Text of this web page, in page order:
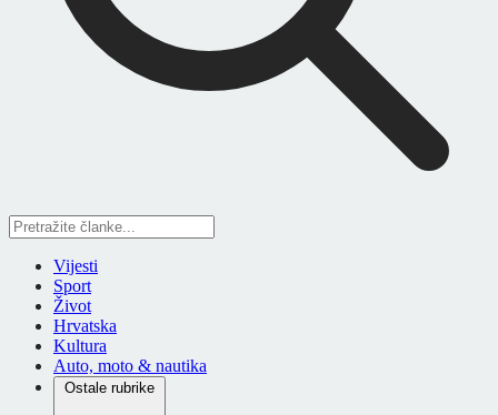
Vijesti
Sport
Život
Hrvatska
Kultura
Auto, moto & nautika
Ostale rubrike